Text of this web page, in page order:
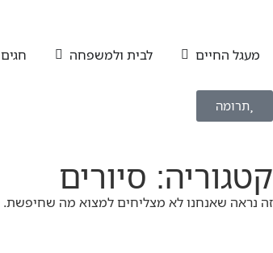
מעגל החיים לבית ולמשפחה חגים
תרומה
קטגוריה: סיורים
זה נראה שאנחנו לא מצליחים למצוא מה שחיפשת.